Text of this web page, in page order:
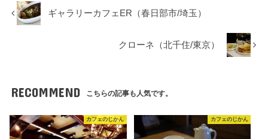
ギャラリーカフェER（春日部市/埼玉）
クローネ（北千住/東京）
RECOMMEND こちらの記事も人気です。
カフェのじかん カフェのじかん